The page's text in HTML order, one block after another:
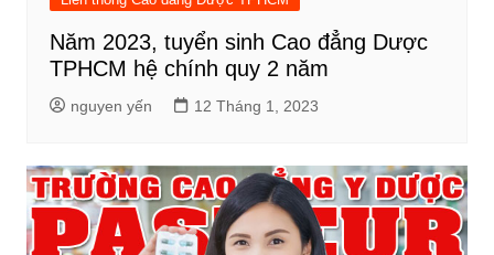
Năm 2023, tuyển sinh Cao đẳng Dược
TPHCM hệ chính quy 2 năm
nguyen yến 12 Tháng 1, 2023